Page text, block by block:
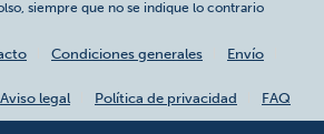
siempre que no se indique lo contrario
Condiciones generales Envío
Aviso legal Política de privacidad FAQ